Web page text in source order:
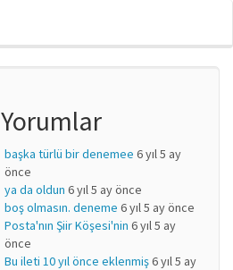
Yorumlar
başka türlü bir denemee 6 yıl 5 ay
önce
ya da oldun 6 yıl 5 ay önce
boş olmasın. deneme 6 yıl 5 ay önce
Posta'nın Şiir Köşesi'nin 6 yıl 5 ay
önce
Bu ileti 10 yıl önce eklenmiş6 yıl 5 ay